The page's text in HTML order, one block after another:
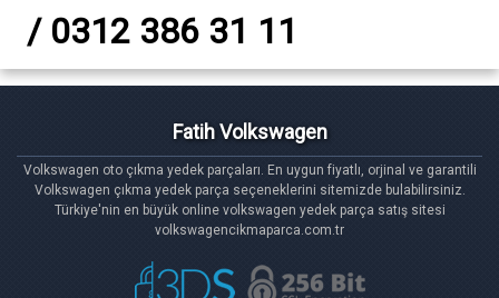
/ 0312 386 31 11
Fatih Volkswagen
Volkswagen oto çıkma yedek parçaları. En uygun fiyatlı, orjinal ve garantili
Volkswagen çıkma yedek parça seçeneklerini sitemizde bulabilirsiniz.
Türkiye'nin en büyük online volkswagen yedek parça satış sitesi
volkswagencikmaparca.com.tr